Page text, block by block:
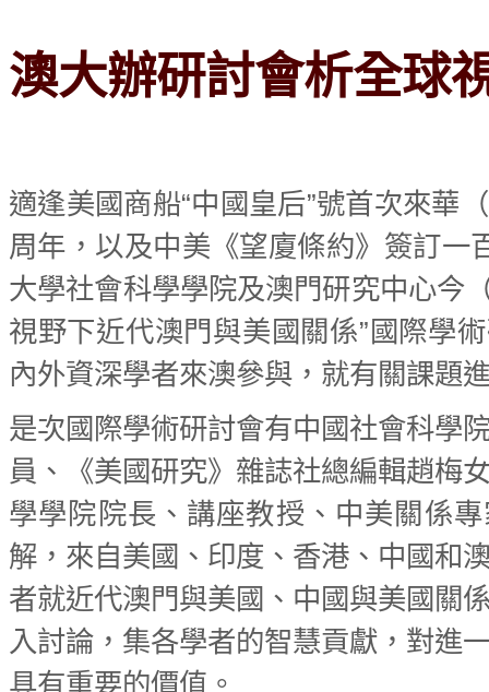
澳大辦研討會析全球
適逢美國商船“中國皇后”號首次來華
周年，以及中美《望廈條約》簽訂一
大學社會科學學院及澳門研究中心今
視野下近代澳門與美國關係”國際學
內外資深學者來澳參與，就有關課題
是次國際學術研討會有中國社會科學
員、《美國研究》雜誌社總編輯趙梅
學學院院長、講座教授、中美關係
解，來自美國、印度、香港、中國和
者就近代澳門與美國、中國與美國關
入討論，集各學者的智慧貢獻，對進
具有重要的價值。